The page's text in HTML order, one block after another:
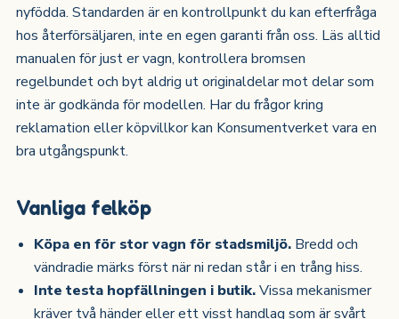
nyfödda. Standarden är en kontrollpunkt du kan efterfråga
hos återförsäljaren, inte en egen garanti från oss. Läs alltid
manualen för just er vagn, kontrollera bromsen
regelbundet och byt aldrig ut originaldelar mot delar som
inte är godkända för modellen. Har du frågor kring
reklamation eller köpvillkor kan Konsumentverket vara en
bra utgångspunkt.
Vanliga felköp
Köpa en för stor vagn för stadsmiljö. Bredd och
vändradie märks först när ni redan står i en trång hiss.
Inte testa hopfällningen i butik.Vissa mekanismer
kräver två händer eller ett visst handlag som är svårt